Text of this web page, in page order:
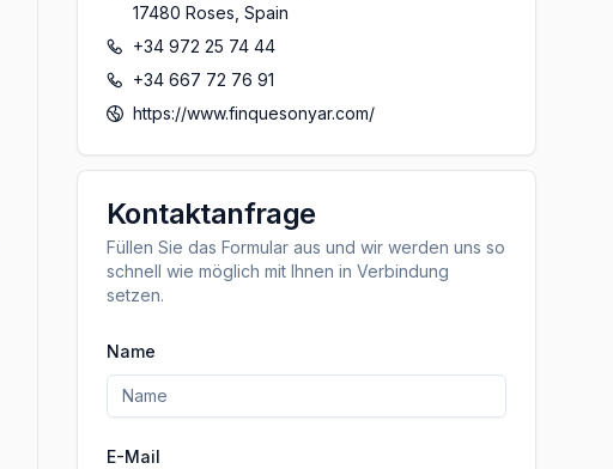
17480 Roses Spain
+34 972 25 74 44
+34 667 72 76 91
https://www.finquesonyar.com/
Kontaktanfrage
Füllen Sie das Formular aus und wir werden uns so
schnell wie möglich mit Ihnen in Verbindung
setzen.
Name
E-Mail